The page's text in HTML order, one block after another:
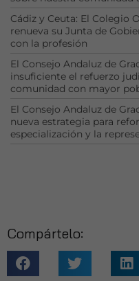
Cádiz y Ceuta: El Colegio
renueva su Junta de
con la profesión
El Consejo Andaluz de
insuficiente el refuerzo
comunidad con mayor
El Consejo Andaluz de
nueva estrategia para
especialización y la
Compártelo: